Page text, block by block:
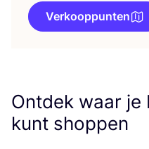
Verkooppunten
Ontdek waar je
kunt shoppen